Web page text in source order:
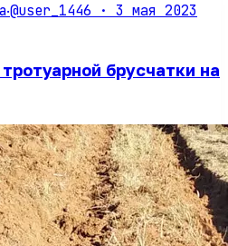
·@user_1446 · 3 мая 2023
брусчатки на